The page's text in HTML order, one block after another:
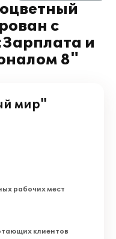
с
и
8"
мир"
рабочих мест
клиентов